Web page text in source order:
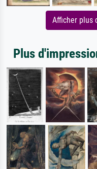
Afficher plus
Plus